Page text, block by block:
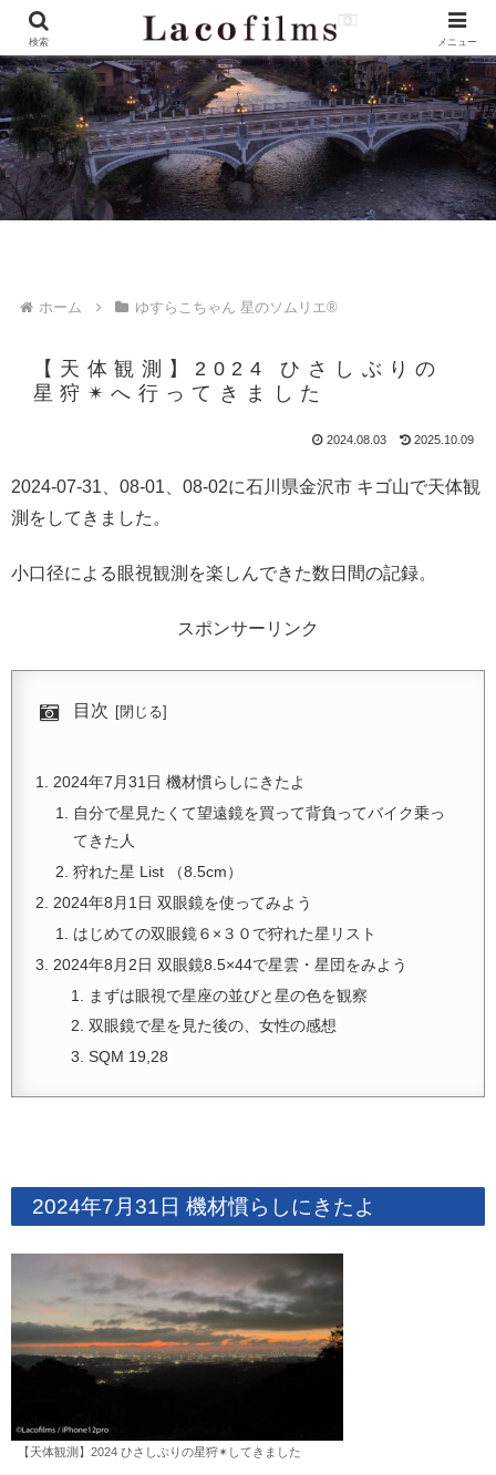
ホーム ゆすらこちゃん 星のソムリエ®︎
【天体観測】2024 ひさしぶりの
星狩✴︎へ行ってきました
2024.08.03 2025.10.09
2024-07-31、08-01、08-02に石川県金沢市 キゴ山で天体観
測をしてきました。
小口径による眼視観測を楽しんできた数日間の記録。
スポンサーリンク
目次
2024年7月31日 機材慣らしにきたよ
自分で星見たくて望遠鏡を買って背負ってバイク乗っ
てきた人
狩れた星 List （8.5cm）
2024年8月1日 双眼鏡を使ってみよう
はじめての双眼鏡６×３０で狩れた星リスト
2024年8月2日 双眼鏡8.5×44で星雲・星団をみよう
まずは眼視で星座の並びと星の色を観察
双眼鏡で星を見た後の、女性の感想
SQM 19,28
2024年7月31日 機材慣らしにきたよ
【天体観測】2024 ひさしぶりの星狩✴︎してきました
検索 メニュー